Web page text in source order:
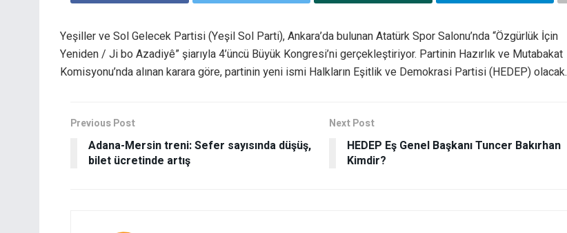
Yeşiller ve Sol Gelecek Partisi (Yeşil Sol Parti), Ankara’da bulunan Atatürk Spor Salonu’nda “Özgürlük İçin
Yeniden / Ji bo Azadiyê” şiarıyla 4’üncü Büyük Kongresi’ni gerçekleştiriyor. Partinin Hazırlık ve Mutabakat
Komisyonu’nda alınan karara göre, partinin yeni ismi Halkların Eşitlik ve Demokrasi Partisi (HEDEP) olacak.
Previous Post
Adana-Mersin treni: Sefer sayısında düşüş,
bilet ücretinde artış
Next Post
HEDEP Eş Genel Başkanı Tuncer Bakırhan
Kimdir?